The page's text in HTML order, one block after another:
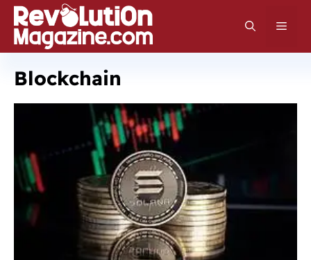
Aller
au
contenu
Blockchain